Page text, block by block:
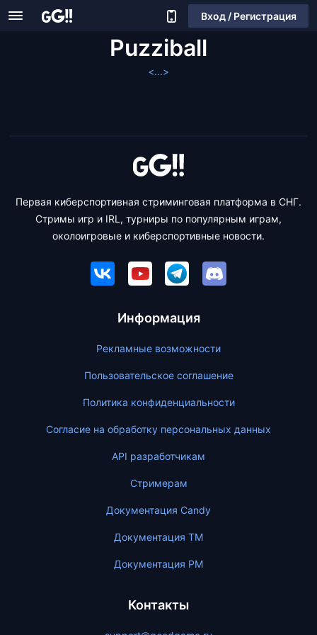
Вход / Регистрация
Puzziball
<...>
Первая киберспортивная стриминговая платформа в СНГ.
Стримы игр и IRL, турниры по популярным играм,
околоигровые и киберспортивные новости.
Информация
Рекламные возможности
Пользовательское соглашение
Политика конфиденциальности
Согласие на обработку персональных данных
API разработчикам
Стримерам
Документация Candy
Документация ТМ
Документация PM
Контакты